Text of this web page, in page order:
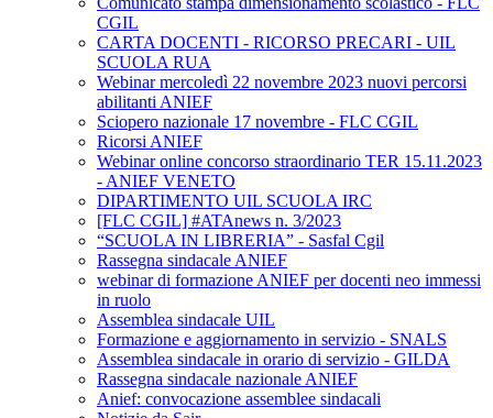
CGIL
CARTA DOCENTI - RICORSO PRECARI - UIL
SCUOLA RUA
Webinar mercoledì 22 novembre 2023 nuovi percorsi
abilitanti ANIEF
Sciopero nazionale 17 novembre - FLC CGIL
Ricorsi ANIEF
Webinar online concorso straordinario TER 15.11.2023
- ANIEF VENETO
DIPARTIMENTO UIL SCUOLA IRC
[FLC CGIL] #ATAnews n. 3/2023
“SCUOLA IN LIBRERIA” - Sasfal Cgil
Rassegna sindacale ANIEF
webinar di formazione ANIEF per docenti neo immessi
in ruolo
Assemblea sindacale UIL
Formazione e aggiornamento in servizio - SNALS
Assemblea sindacale in orario di servizio - GILDA
Rassegna sindacale nazionale ANIEF
Anief: convocazione assemblee sindacali